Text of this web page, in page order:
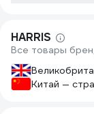
HARRIS
Все товары
Китай —